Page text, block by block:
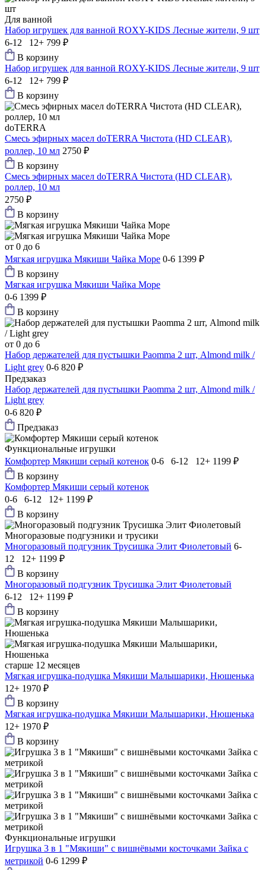
Для ванной
Набор игрушек для ванной ROXY-KIDS Лесные жители, 9 шт
6-12 12+ 799 ₽
В корзину
Набор игрушек для ванной ROXY-KIDS Лесные жители, 9 шт
6-12 12+ 799 ₽
В корзину
doTERRA
Смесь эфирных масел doTERRA Чистота (HD CLEAR),
роллер, 10 мл 2750 ₽
В корзину
Смесь эфирных масел doTERRA Чистота (HD CLEAR),
роллер, 10 мл
2750 ₽
В корзину
от 0 до 6
Мягкая игрушка Мякиши Чайка Море 0-6 1399 ₽
В корзину
Мягкая игрушка Мякиши Чайка Море
0-6 1399 ₽
В корзину
от 0 до 6
Набор держателей для пустышки Paomma 2 шт, Almond milk /
Light grey 0-6 820 ₽
Предзаказ
Набор держателей для пустышки Paomma 2 шт, Almond milk /
Light grey
0-6 820 ₽
Предзаказ
Функциональные игрушки
Комфортер Мякиши серый котенок 0-6 6-12 12+ 1199 ₽
В корзину
Комфортер Мякиши серый котенок
0-6 6-12 12+ 1199 ₽
В корзину
Многоразовые подгузники и трусики
Многоразовый подгузник Трусишка Элит Фиолетовый 6-
12 12+ 1199 ₽
В корзину
Многоразовый подгузник Трусишка Элит Фиолетовый
6-12 12+ 1199 ₽
В корзину
старше 12 месяцев
Мягкая игрушка-подушка Мякиши Малышарики, Нюшенька
12+ 1970 ₽
В корзину
Мягкая игрушка-подушка Мякиши Малышарики, Нюшенька
12+ 1970 ₽
В корзину
Функциональные игрушки
Игрушка 3 в 1 "Мякиши" с вишнёвыми косточками Зайка с
метрикой 0-6 1299 ₽